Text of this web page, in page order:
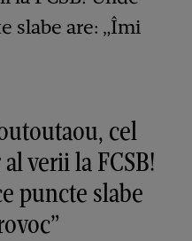
cel
verii la FCSB!
puncte slabe